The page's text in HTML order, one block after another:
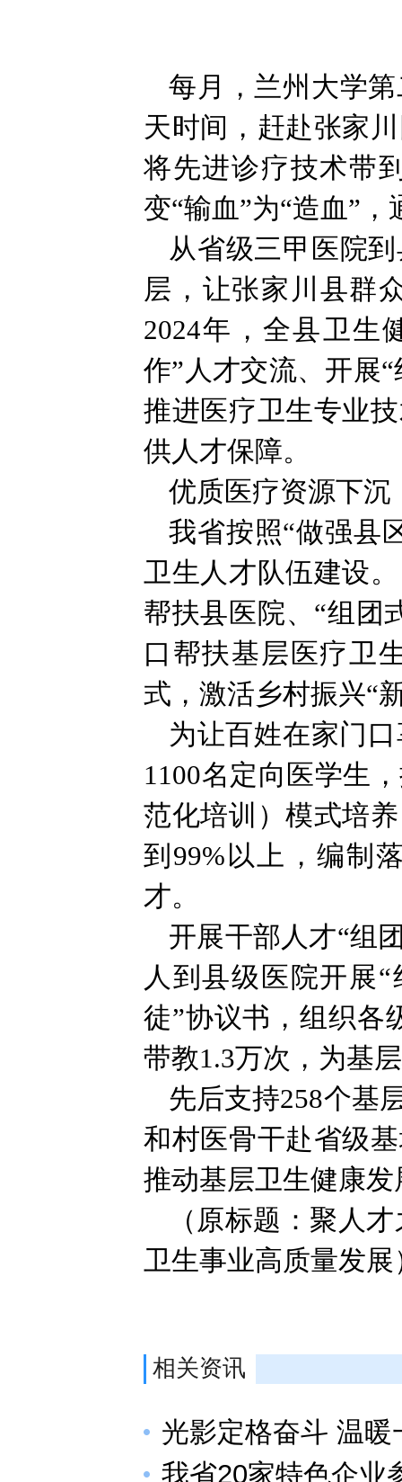
每月，兰州大学
天时间，赶赴张家
将先进诊疗技术带
变“输血”为“造血”
从省级三甲医院
层，让张家川县群
2024年，全县卫生
作”人才交流、开展
推进医疗卫生专业
供人才保障。
优质医疗资源下沉
我省按照“做强县
卫生人才队伍建设
帮扶县医院、“组团
口帮扶基层医疗卫
式，激活乡村振兴“
为让百姓在家门
1100名定向医学生
范化培训）模式培
到99%以上，编制
才。
开展干部人才“组
人到县级医院开展
徒”协议书，组织各
带教1.3万次，为基
先后支持258个基
和村医骨干赴省级
推动基层卫生健康
（原标题：聚人
卫生事业高质量发展
相关资讯
光影定格奋斗 温暖
我省20家特色企业